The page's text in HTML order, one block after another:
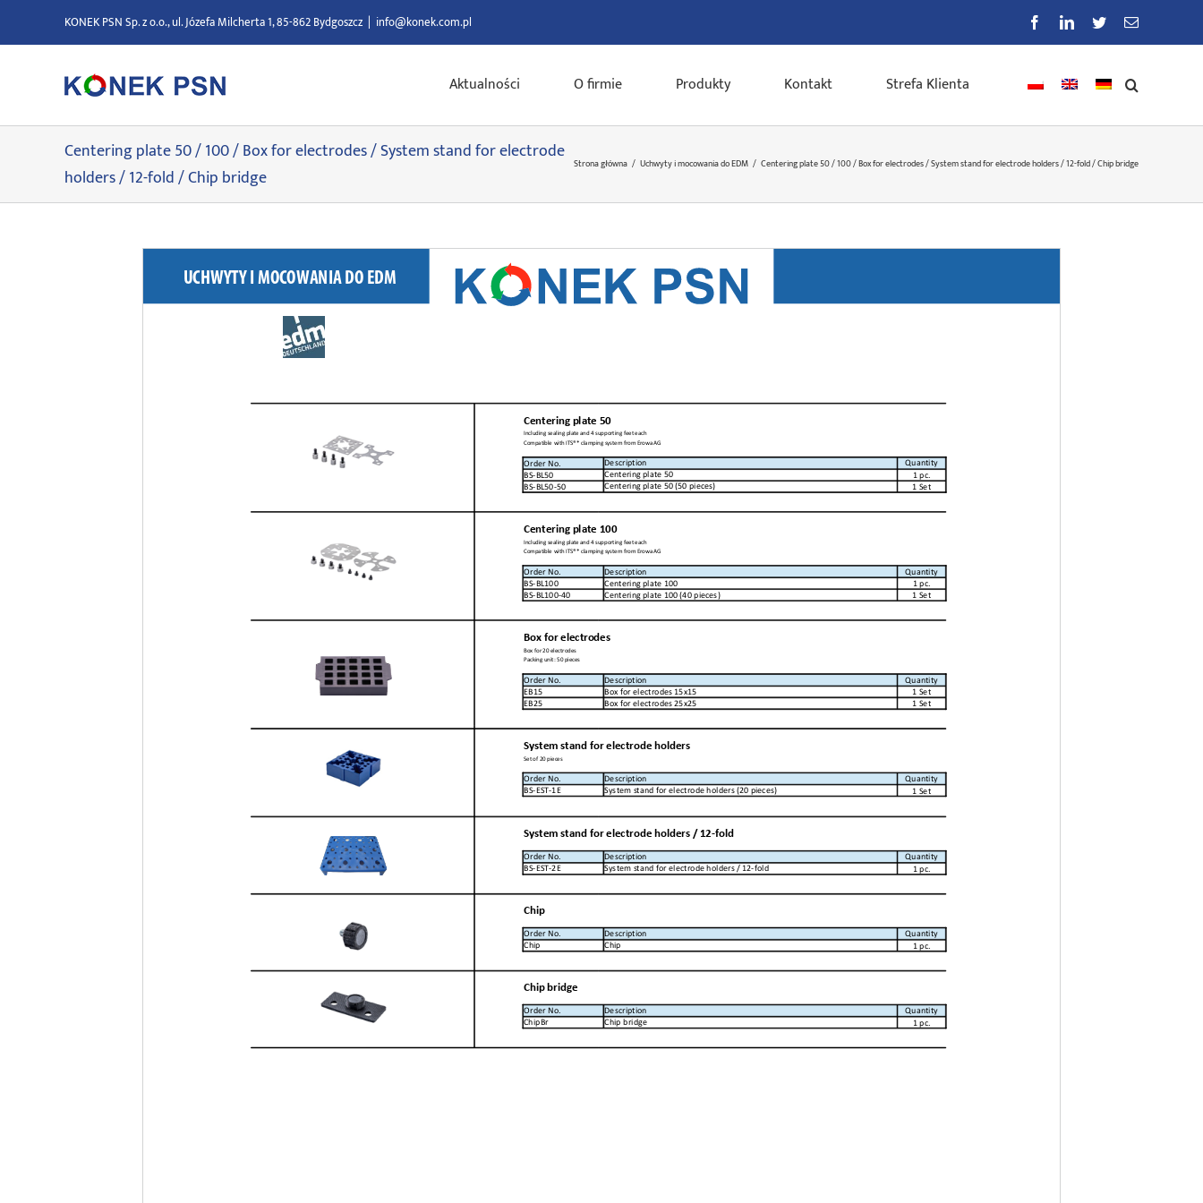
zawartości
KONEK PSN Sp. z o.o., ul. Józefa Milcherta 1, 85-862 Bydgoszcz | info@konek.com.pl FacebookLinkedIn
TwitterE-
Aktualności O firmie Produkty Kontakt Strefa Klienta
Centering plate 50 / 100 / Box for electrodes / System stand for electrode
holders / 12-fold / Chip bridge
Strona główna / Uchwyty i mocowania do EDM / Centering plate 50 / 100 / Box for electrodes / System stand for electrode holders / 12-fold / Chip bridge